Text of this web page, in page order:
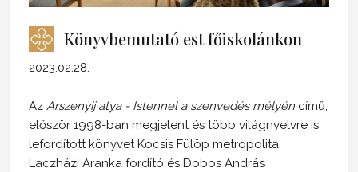
Könyvbemutató est főiskolánkon
2023.02.28.
Az Arszenyij atya - Istennel a szenvedés mélyén című,
először 1998-ban megjelent és több világnyelvre is
lefordított könyvet Kocsis Fülöp metropolita,
Laczházi Aranka fordító és Dobos András